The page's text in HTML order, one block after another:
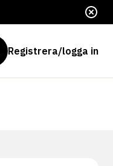
Registrera/logga in